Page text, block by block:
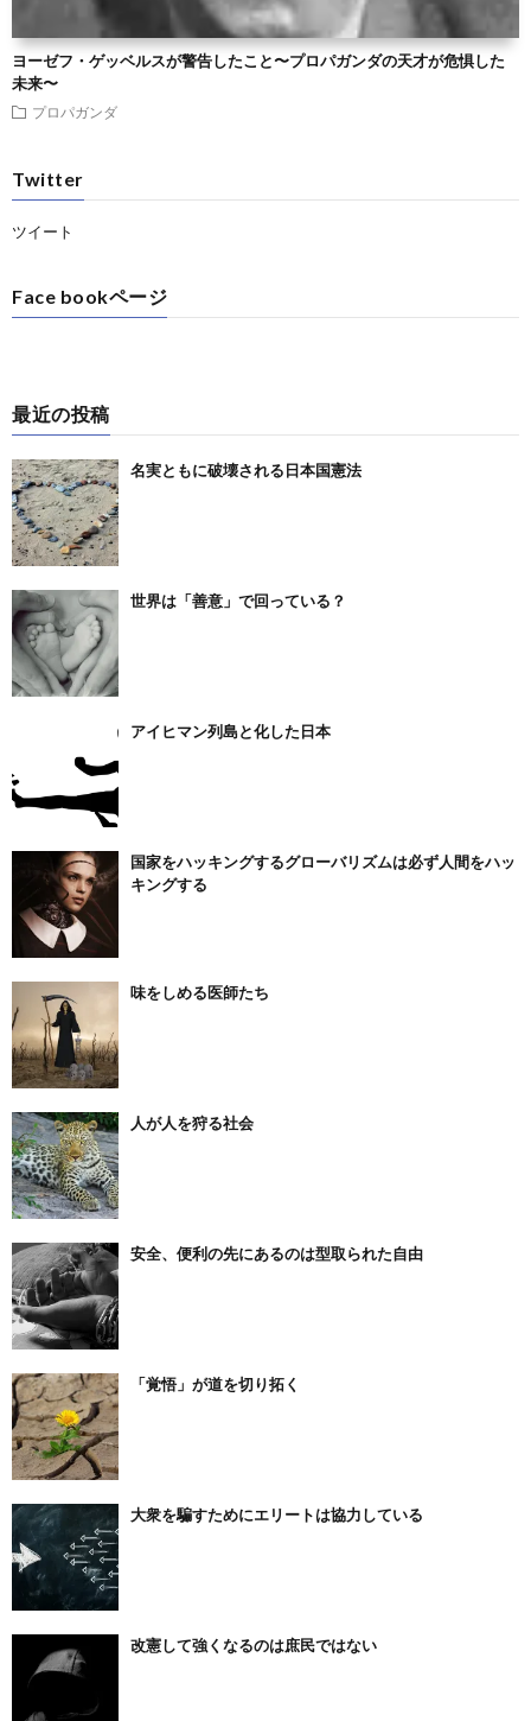
ヨーゼフ・ゲッベルスが警告したこと〜プロパガンダの天才が危惧した
未来〜
プロパガンダ
Twitter
ツイート
Face bookページ
最近の投稿
名実ともに破壊される日本国憲法
世界は「善意」で回っている？
アイヒマン列島と化した日本
国家をハッキングするグローバリズムは必ず人間をハッ
キングする
味をしめる医師たち
人が人を狩る社会
安全、便利の先にあるのは型取られた自由
「覚悟」が道を切り拓く
大衆を騙すためにエリートは協力している
改憲して強くなるのは庶民ではない